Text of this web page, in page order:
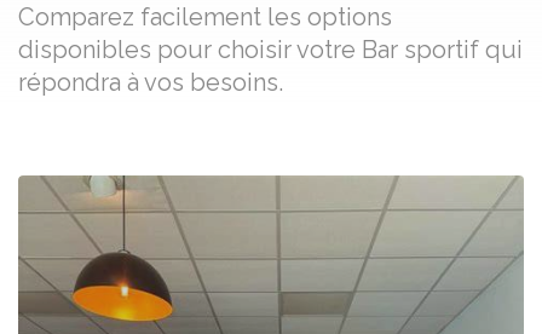
Comparez facilement les options
disponibles pour choisir votre Bar sportif qui
répondra à vos besoins.